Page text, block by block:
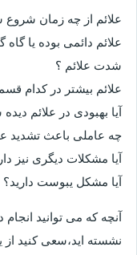
علائم از چه زمان شروع
علائم دائمی بوده یا
شدت علائم ؟
علائم بیشتر در کدام
آیا بهبودی در علائم
چه عاملی باعث تشدید
آیا مشکلات دیگری نیز
آیا مشکل یبوست دارید؟
آنچه که می توانید انجام
نشسته اید،سعی کنید